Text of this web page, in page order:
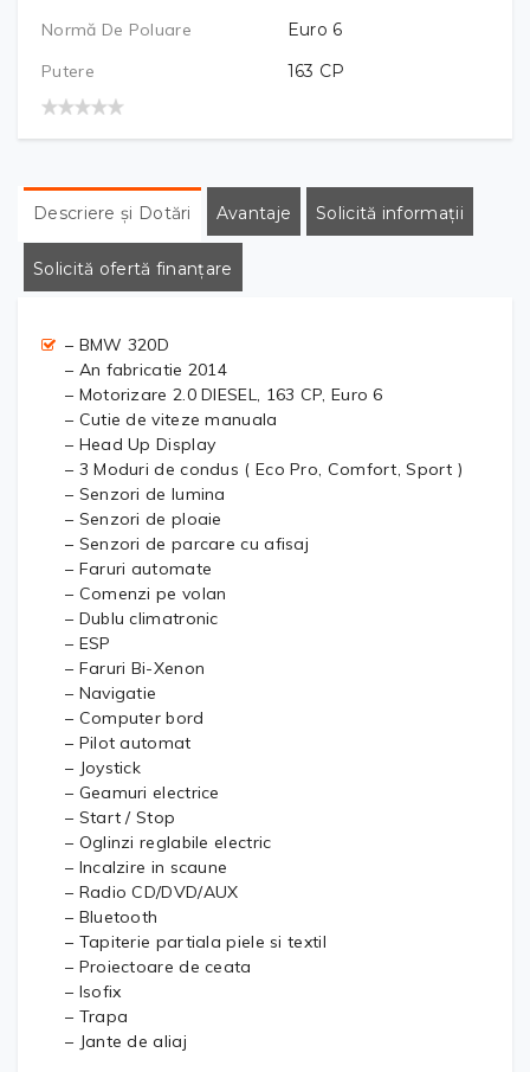
Normă De Poluare
Euro 6
Putere
163 CP
Descriere și Dotări Avantaje Solicită informații
Solicită ofertă finanțare
– BMW 320D
– An fabricatie 2014
– Motorizare 2.0 DIESEL, 163 CP, Euro 6
– Cutie de viteze manuala
– Head Up Display
– 3 Moduri de condus ( Eco Pro, Comfort, Sport )
– Senzori de lumina
– Senzori de ploaie
– Senzori de parcare cu afisaj
– Faruri automate
– Comenzi pe volan
– Dublu climatronic
– ESP
– Faruri Bi-Xenon
– Navigatie
– Computer bord
– Pilot automat
– Joystick
– Geamuri electrice
– Start / Stop
– Oglinzi reglabile electric
– Incalzire in scaune
– Radio CD/DVD/AUX
– Bluetooth
– Tapiterie partiala piele si textil
– Proiectoare de ceata
– Isofix
– Trapa
– Jante de aliaj